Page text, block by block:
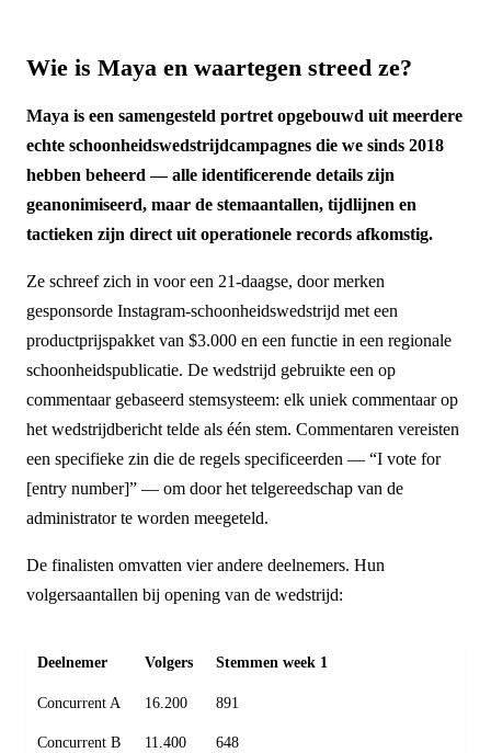
Wie is Maya en waartegen streed ze?
Maya is een samengesteld portret opgebouwd uit meerdere
echte schoonheidswedstrijdcampagnes die we sinds 2018
hebben beheerd — alle identificerende details zijn
geanonimiseerd, maar de stemaantallen, tijdlijnen en
tactieken zijn direct uit operationele records afkomstig.
Ze schreef zich in voor een 21-daagse, door merken
gesponsorde Instagram-schoonheidswedstrijd met een
productprijspakket van $3.000 en een functie in een regionale
schoonheidspublicatie. De wedstrijd gebruikte een op
commentaar gebaseerd stemsysteem: elk uniek commentaar op
het wedstrijdbericht telde als één stem. Commentaren vereisten
een specifieke zin die de regels specificeerden — “I vote for
[entry number]” — om door het telgereedschap van de
administrator te worden meegeteld.
De finalisten omvatten vier andere deelnemers. Hun
volgersaantallen bij opening van de wedstrijd:
Deelnemer Volgers Stemmen week 1
Concurrent A 16.200 891
Concurrent B 11.400 648